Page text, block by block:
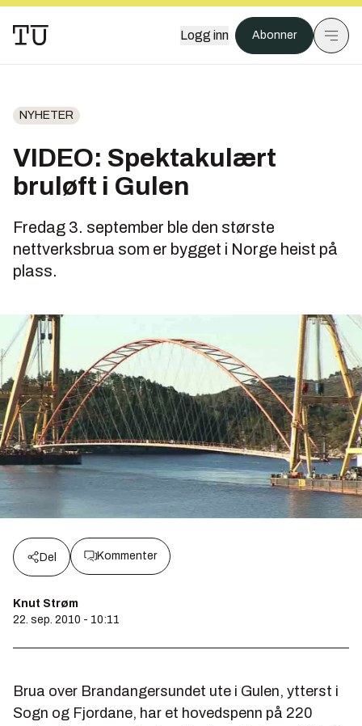
Logg inn Abonner
NYHETER
VIDEO: Spektakulært
bruløft i Gulen
Fredag 3. september ble den største
nettverksbrua som er bygget i Norge heist på
plass.
Del Kommenter
Knut Strøm
22. sep. 2010 - 10:11
Brua over Brandangersundet ute i Gulen, ytterst i
Sogn og Fjordane, har et hovedspenn på 220